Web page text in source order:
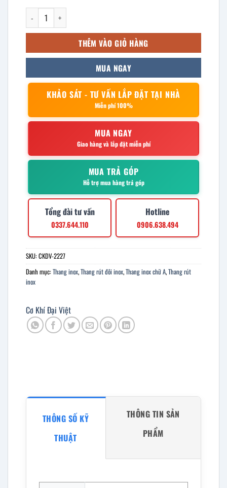
Thang rút đôi inox 3.6m số lượng
THÊM VÀO GIỎ HÀNG
MUA NGAY
KHẢO SÁT - TƯ VẤN LẮP ĐẶT TẠI NHÀ
Miễn phí 100%
MUA NGAY
Giao hàng và lắp đặt miễn phí
MUA TRẢ GÓP
Hỗ trợ mua hàng trả góp
Tổng đài tư vấn
0337.644.110
Hotline
0906.638.494
SKU:CKDV-2227
Danh mục:Thang inox,Thang rút đôi inox,Thang inox chữ A,Thang rút
inox
Cơ Khí Đại Việt
THÔNG SỐ KỸ
THUẬT
THÔNG TIN SẢN
PHẨM